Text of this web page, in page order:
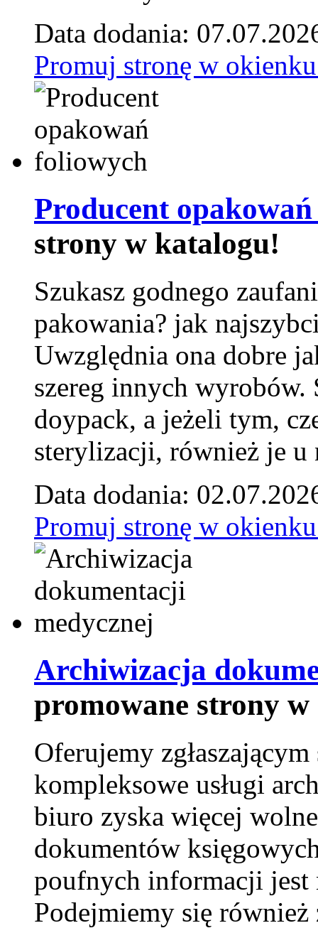
Data dodania:
Promuj stronę w
Producent
strony w katalogu!
Szukasz godnego
pakowania? jak
Uwzględnia ona dobre
szereg innych
doypack, a jeżeli tym,
sterylizacji, również je u
Data dodania:
Promuj stronę w
Archiwizacja
promowane strony
Oferujemy
kompleksowe usługi
biuro zyska więcej
dokumentów
poufnych informacji jest
Podejmiemy się